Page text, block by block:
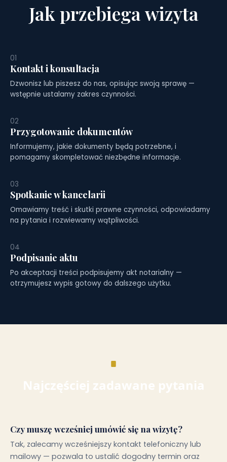
Jak przebiega wizyta
01
Kontakt i konsultacja
Dzwonisz lub piszesz do nas, opisując swoją sprawę —
wstępnie ustalamy zakres czynności.
02
Przygotowanie dokumentów
Informujemy, jakie dokumenty będą potrzebne, i
pomagamy skompletować niezbędne informacje.
03
Spotkanie w kancelarii
Omawiamy treść i skutki prawne czynności, odpowiadamy
na pytania i rozwiewamy wątpliwości.
04
Podpisanie aktu
Po akceptacji treści podpisujemy akt notarialny —
otrzymujesz wypis gotowy do dalszego użytku.
Najczęściej zadawane pytania
Czy muszę wcześniej umówić się na wizytę?
Tak, zalecamy wcześniejszy kontakt telefoniczny lub
mailowy — pozwala to ustalić dogodny termin oraz